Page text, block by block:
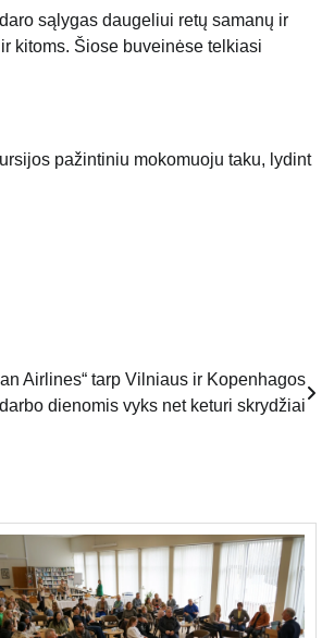
sąlygas daugeliui retų samanų ir
kitoms. Šiose buveinėse telkiasi
pažintiniu mokomuoju taku, lydint
Airlines“ tarp Vilniaus ir Kopenhagos
dienomis vyks net keturi skrydžiai